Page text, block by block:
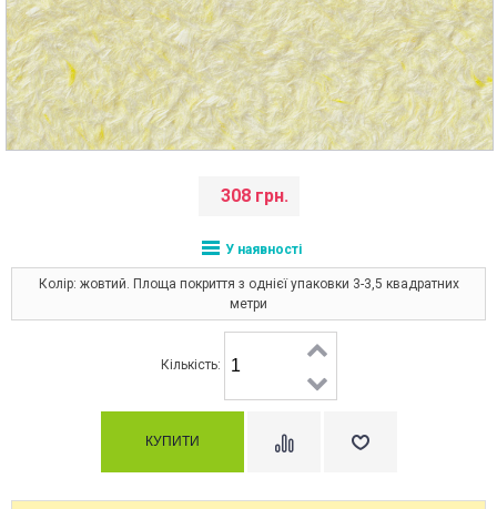
308 грн.
У наявності
Колір: жовтий. Площа покриття з однієї упаковки 3-3,5 квадратних
метри
Кількість: